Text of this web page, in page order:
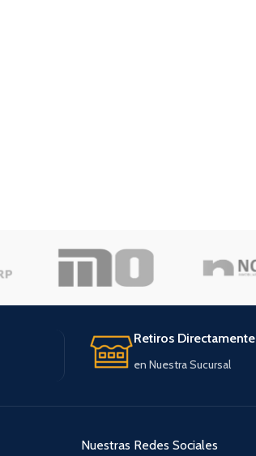
Retiros Directamente
en Nuestra Sucursal
Nuestras Redes Sociales